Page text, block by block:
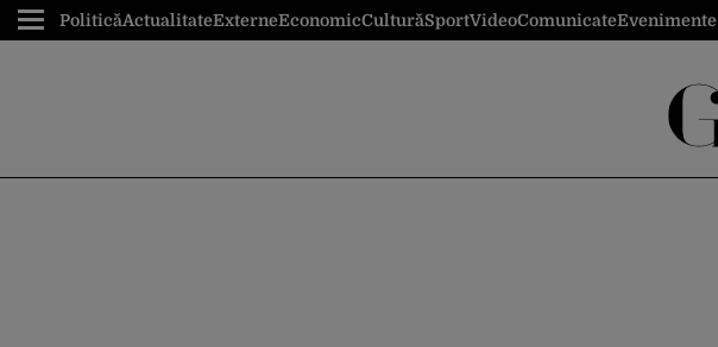
PoliticăActualitateExterneEconomicCulturăSportVideoComunicateEvenimente